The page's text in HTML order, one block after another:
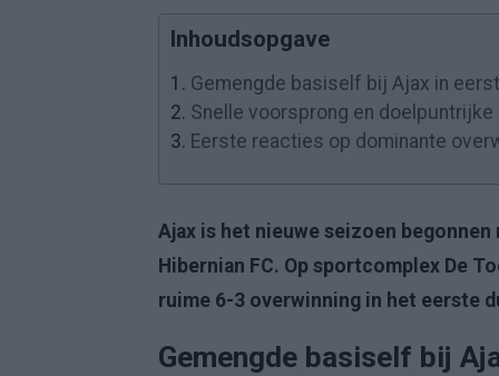
Inhoudsopgave
1. Gemengde basiself bij Ajax in
2. Snelle voorsprong en
3. Eerste reacties op dominante
Ajax is het nieuwe seizoen
Hibernian FC. Op sportcomplex De
ruime 6-3 overwinning in het eerste
Gemengde basiself bij